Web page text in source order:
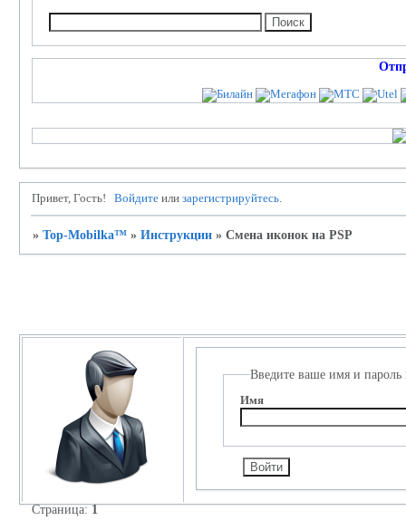
Привет, Гость! Войдите илизарегистрируйтесь
»Top-Mobilka™ »Инструкции »Смена иконок на PSP
Введите ваше имя и
Имя
Страница:1